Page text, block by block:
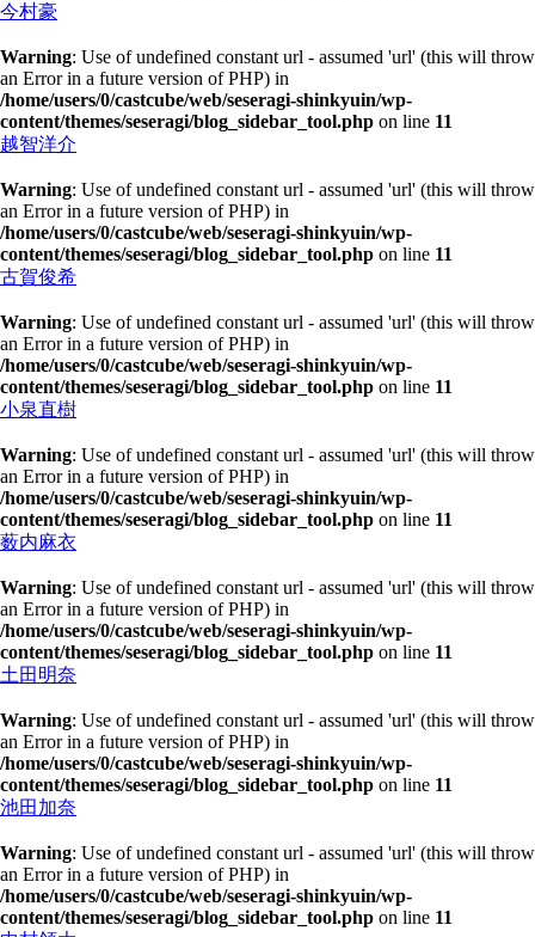
今村豪
Warning: Use of undefined constant url - assumed 'url' (this will throw
an Error in a future version of PHP) in
/home/users/0/castcube/web/seseragi-shinkyuin/wp-
content/themes/seseragi/blog_sidebar_tool.php on line 11
越智洋介
Warning: Use of undefined constant url - assumed 'url' (this will throw
an Error in a future version of PHP) in
/home/users/0/castcube/web/seseragi-shinkyuin/wp-
content/themes/seseragi/blog_sidebar_tool.php on line 11
古賀俊希
Warning: Use of undefined constant url - assumed 'url' (this will throw
an Error in a future version of PHP) in
/home/users/0/castcube/web/seseragi-shinkyuin/wp-
content/themes/seseragi/blog_sidebar_tool.php on line 11
小泉直樹
Warning: Use of undefined constant url - assumed 'url' (this will throw
an Error in a future version of PHP) in
/home/users/0/castcube/web/seseragi-shinkyuin/wp-
content/themes/seseragi/blog_sidebar_tool.php on line 11
薮内麻衣
Warning: Use of undefined constant url - assumed 'url' (this will throw
an Error in a future version of PHP) in
/home/users/0/castcube/web/seseragi-shinkyuin/wp-
content/themes/seseragi/blog_sidebar_tool.php on line 11
土田明奈
Warning: Use of undefined constant url - assumed 'url' (this will throw
an Error in a future version of PHP) in
/home/users/0/castcube/web/seseragi-shinkyuin/wp-
content/themes/seseragi/blog_sidebar_tool.php on line 11
池田加奈
Warning: Use of undefined constant url - assumed 'url' (this will throw
an Error in a future version of PHP) in
/home/users/0/castcube/web/seseragi-shinkyuin/wp-
content/themes/seseragi/blog_sidebar_tool.php on line 11